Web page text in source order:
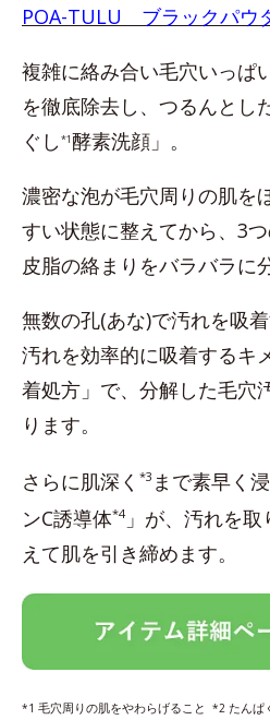
POA-TULU ブラックパウ
複雑に絡み合い毛穴いっぱ
を徹底除去し、つるんとし
ぐし *1酵素洗顔」。
濃密な泡が毛穴周りの肌を
すい状態に整えてから、3
皮脂の絡まりをバラバラに
無数の孔(あな)で汚れを吸
汚れを効率的に吸着するキ
着処方」で、分解した毛穴
ります。
さらに肌深く *3 まで素早く
ンC誘導体*4」が、汚れを取
えて肌を引き締めます。
*1 毛穴周りの肌をやわらげること *2 たんぱ